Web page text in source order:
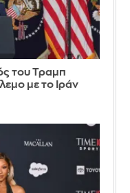
του Τραμπ
με το Ιράν